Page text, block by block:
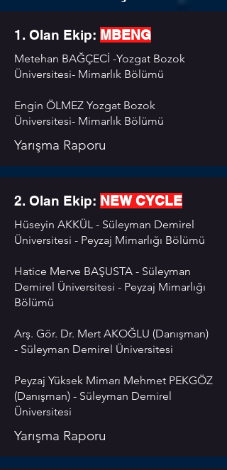
1. Olan Ekip: MBENG
Metehan BAĞÇECİ -Yozgat Bozok
Üniversitesi- Mimarlık Bölümü
Engin ÖLMEZ Yozgat Bozok
Üniversitesi- Mimarlık Bölümü
Yarışma Raporu
Sunum Videosu
2. Olan Ekip: NEW CYCLE
Hüseyin AKKÜL - Süleyman Demirel
Üniversitesi - Peyzaj Mimarlığı Bölümü
Hatice Merve BAŞUSTA - Süleyman
Demirel Üniversitesi - Peyzaj Mimarlığı
Bölümü
Arş. Gör. Dr. Mert AKOĞLU (Danışman)
- Süleyman Demirel Üniversitesi
Peyzaj Yüksek Mimarı Mehmet PEKGÖZ
(Danışman) - Süleyman Demirel
Üniversitesi
Yarışma Raporu